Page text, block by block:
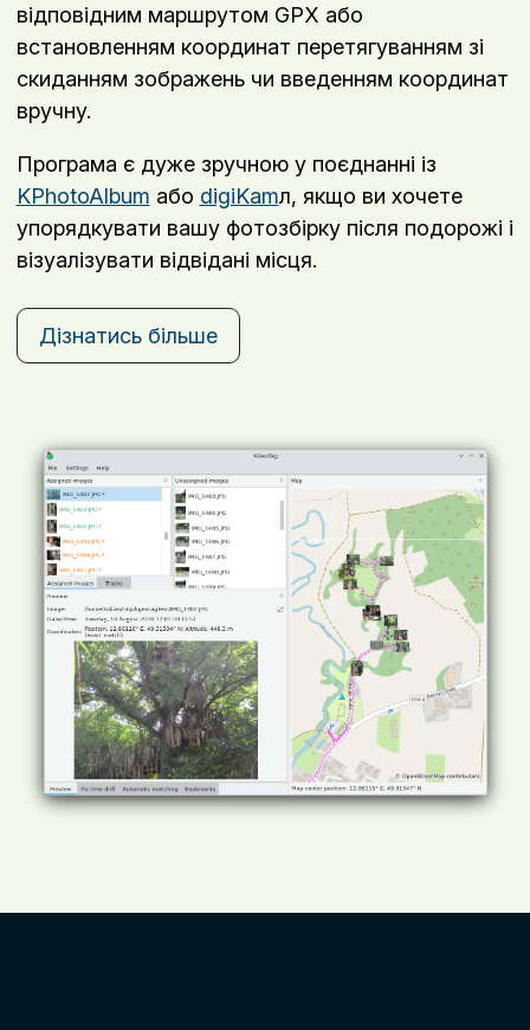
відповідним маршрутом GPX або
встановленням координат перетягуванням зі
скиданням зображень чи введенням координат
вручну.
Програма є дуже зручною у поєднанні із
KPhotoAlbum або digiKamл, якщо ви хочете
упорядкувати вашу фотозбірку після подорожі і
візуалізувати відвідані місця.
Дізнатись більше